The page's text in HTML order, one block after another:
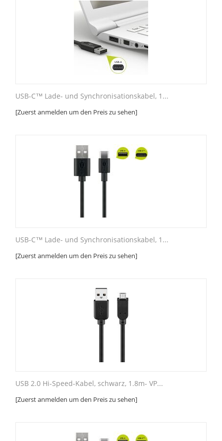
USB-C™ Lade- und Synchronisationskabel, 1...
[Zuerst anmelden um den Preis zu sehen]
USB-C™ Lade- und Synchronisationskabel, 1...
[Zuerst anmelden um den Preis zu sehen]
USB 2.0 Hi-Speed-Kabel, schwarz, 1.8m- VP...
[Zuerst anmelden um den Preis zu sehen]